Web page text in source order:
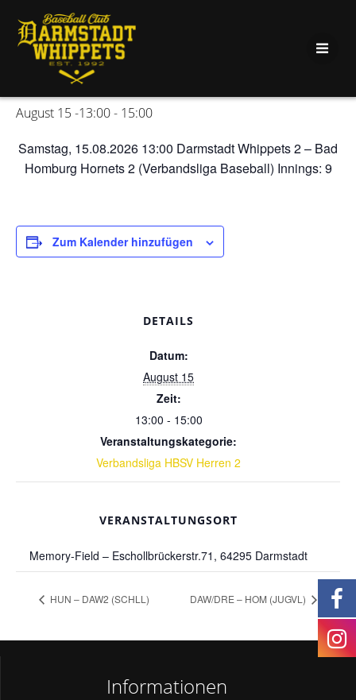
« Alle Veranstaltungen
DAW2 – HOM2 (VLBB)
August 15 -13:00- 15:00
Samstag, 15.08.2026 13:00 Darmstadt Whippets 2 – Bad
Homburg Hornets 2 (Verbandsliga Baseball) Innings: 9
Zum Kalender hinzufügen
DETAILS
Datum:
August 15
Zeit:
13:00 - 15:00
Veranstaltungskategorie:
Verbandsliga HBSV Herren 2
VERANSTALTUNGSORT
Memory-Field – Eschollbrückerstr.71, 64295 Darmstadt
HUN – DAW2 (SCHLL) DAW/DRE – HOM (JUGVL)
Informationen